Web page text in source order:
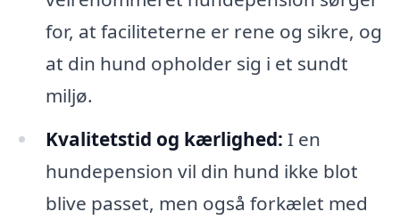
for, at faciliteterne er rene og sikre, og
at din hund opholder sig i et sundt
miljø.
Kvalitetstid og kærlighed: I en
hundepension vil din hund ikke blot
blive passet, men også forkælet med